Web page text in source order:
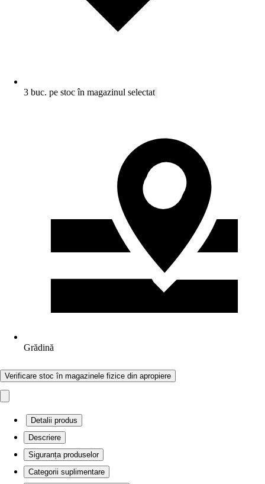
3 buc. pe stoc în magazinul selectat
Grădină
Verificare stoc în magazinele fizice din apropiere
Detalii produs
Descriere
Siguranța produselor
Categorii suplimentare